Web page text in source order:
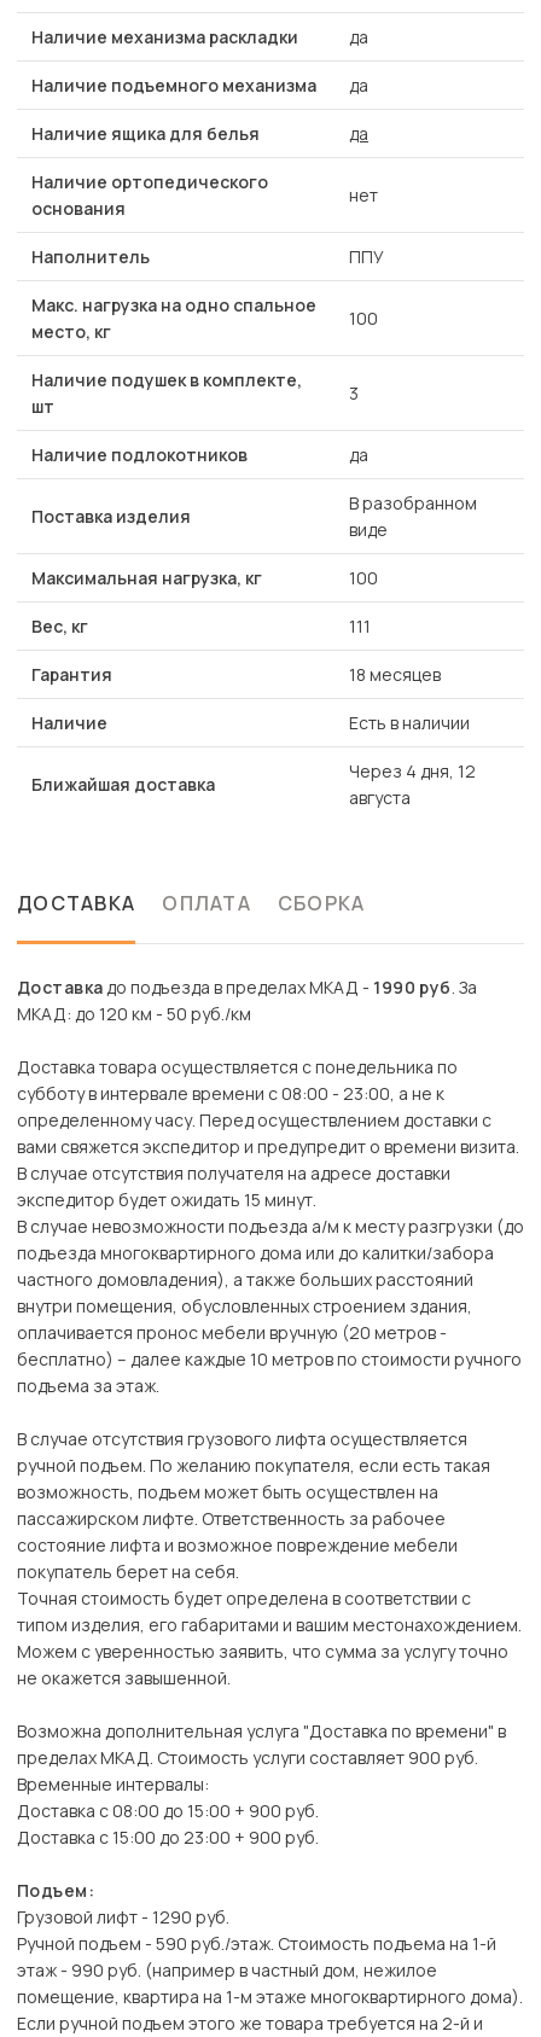
Наличие механизма раскладки да
Наличие подъемного механизма да
Наличие ящика для белья да
Наличие ортопедического
основания
нет
Наполнитель ППУ
Макс. нагрузка на одно спальное
место, кг
100
Наличие подушек в комплекте,
шт
3
Наличие подлокотников да
Поставка изделия
В разобранном
виде
Максимальная нагрузка, кг 100
Вес, кг 111
Гарантия 18 месяцев
Наличие Есть в наличии
Ближайшая доставка
Через 4 дня, 12
августа
ДОСТАВКА ОПЛАТА СБОРКА
Доставкадо подъезда в пределах МКАД - 1990 руб. За
МКАД: до 120 км - 50 руб./км
Доставка товара осуществляется с понедельника по
субботу в интервале времени с 08:00 - 23:00, а не к
определенному часу. Перед осуществлением доставки с
вами свяжется экспедитор и предупредит о времени визита.
В случае отсутствия получателя на адресе доставки
экспедитор будет ожидать 15 минут.
В случае невозможности подъезда а/м к месту разгрузки (до
подъезда многоквартирного дома или до калитки/забора
частного домовладения), а также больших расстояний
внутри помещения, обусловленных строением здания,
оплачивается пронос мебели вручную (20 метров -
бесплатно) – далее каждые 10 метров по стоимости ручного
подъема за этаж.
В случае отсутствия грузового лифта осуществляется
ручной подъем. По желанию покупателя, если есть такая
возможность, подъем может быть осуществлен на
пассажирском лифте. Ответственность за рабочее
состояние лифта и возможное повреждение мебели
покупатель берет на себя.
Точная стоимость будет определена в соответствии с
типом изделия, его габаритами и вашим местонахождением.
Можем с уверенностью заявить, что сумма за услугу точно
не окажется завышенной.
Возможна дополнительная услуга "Доставка по времени" в
пределах МКАД. Стоимость услуги составляет 900 руб.
Временные интервалы:
Доставка с 08:00 до 15:00 + 900 руб.
Доставка с 15:00 до 23:00 + 900 руб.
Подъем:
Грузовой лифт - 1290 руб.
Ручной подъем - 590 руб./этаж. Стоимость подъема на 1-й
этаж - 990 руб. (например в частный дом, нежилое
помещение, квартира на 1-м этаже многоквартирного дома).
Если ручной подъем этого же товара требуется на 2-й и